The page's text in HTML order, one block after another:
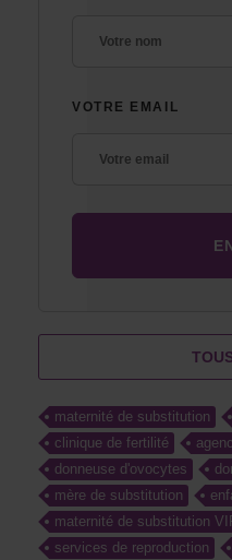
VOTRE EMAIL
maternité de substitution
clinique de fertilité
donneuse d'ovocytes
mère de substitution
maternité de substitution
services de reproduction